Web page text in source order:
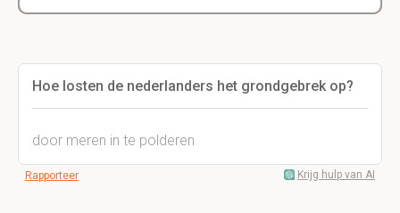
Hoe losten de nederlanders het grondgebrek op?
door meren in te polderen
Rapporteer Krijg hulp van AI